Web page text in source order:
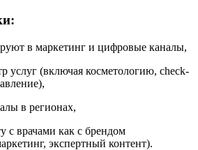
в маркетинг и цифровые каналы,
услуг (включая косметологию, check-
в регионах,
с врачами как с брендом
экспертный контент).